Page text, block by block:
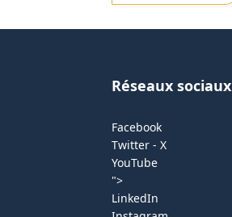
Réseaux sociaux
Facebook
Twitter - X
YouTube
">
LinkedIn